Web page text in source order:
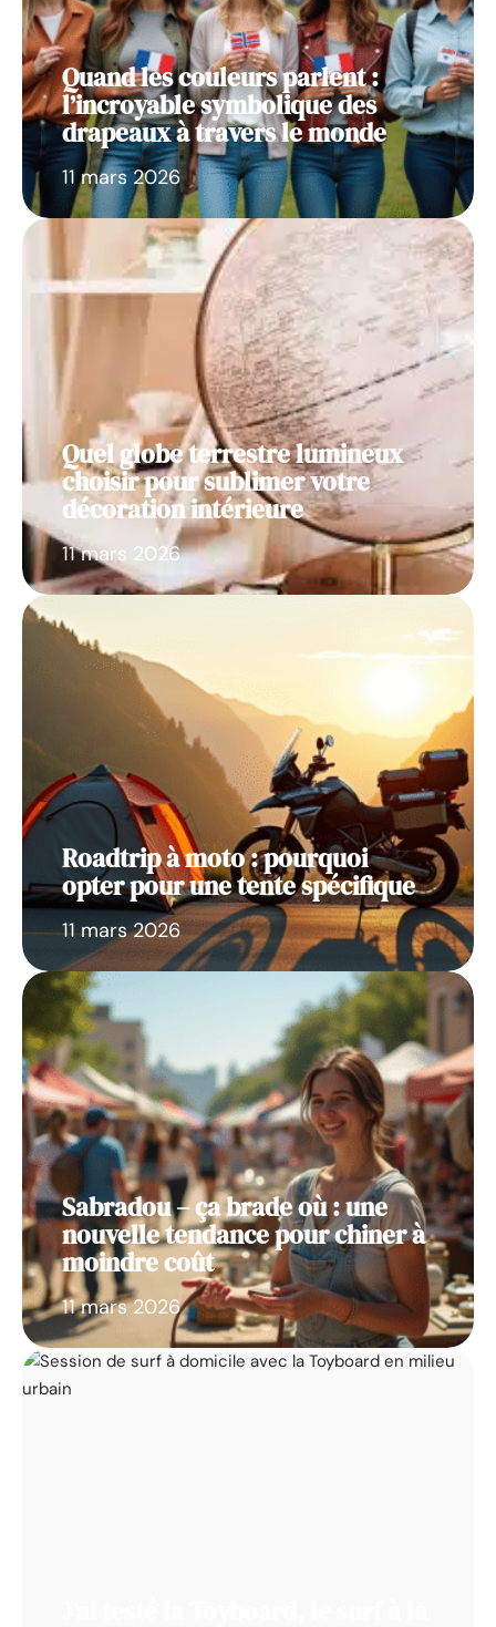
Quand les couleurs parlent :
l’incroyable symbolique des
drapeaux à travers le monde
11 mars 2026
Quel globe terrestre lumineux
choisir pour sublimer votre
décoration intérieure
11 mars 2026
Roadtrip à moto : pourquoi
opter pour une tente spécifique
11 mars 2026
Sabradou – ça brade où : une
nouvelle tendance pour chiner à
moindre coût
11 mars 2026